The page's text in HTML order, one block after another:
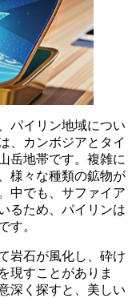
パイリン地域につい
、カンボジアとタイ
岳地帯です。複雑に
様々な種類の鉱物が
中でも、サファイア
るため、パイリンは
す。
岩石が風化し、砕け
現すことがありま
深く探すと、美しい